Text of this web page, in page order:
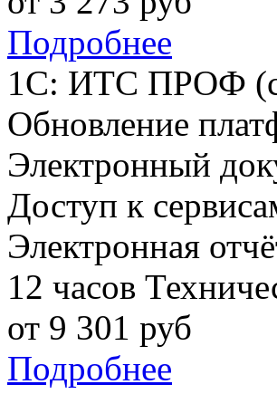
Подробнее
1С: ИТС ПРОФ (с
Обновление
Электронный
Доступ к
Электронная
12 часов
от 9 301 руб
Подробнее